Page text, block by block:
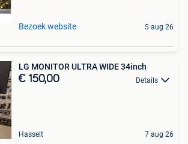
Bezoek website 5 aug 26
LG MONITOR ULTRA WIDE 34inch
€ 150,00 Details
Hasselt 7 aug 26